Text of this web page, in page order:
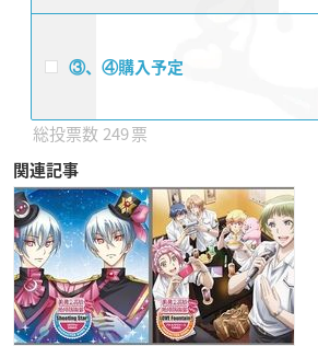
③、④購入予定
249
関連記事